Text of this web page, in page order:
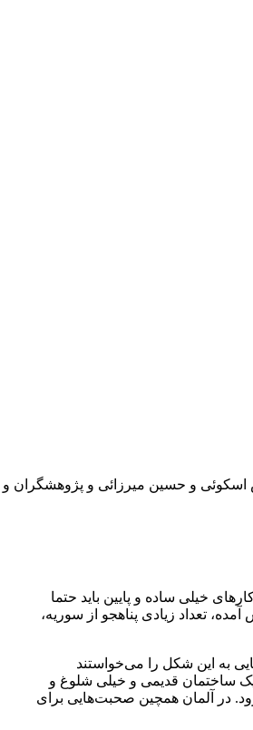
اسکوئی و حسین میرزائی و پژوهشگران و
یعنی کارهای خیلی ساده و پایین باید حتما
تعداد زیادی پناهجو از سوریه،
به این شکل را می‌خواستند
یک ساختمان قدیمی و خیلی شلوغ و
در آلمان همچین صحبت‌هایی برای